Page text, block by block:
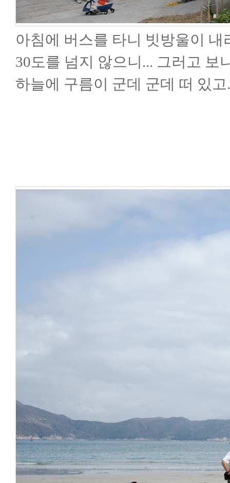
아침에 버스를 타니 빗방울이
30도를 넘지 않으니... 그러고 보
하늘에 구름이 군데 군데 떠 있